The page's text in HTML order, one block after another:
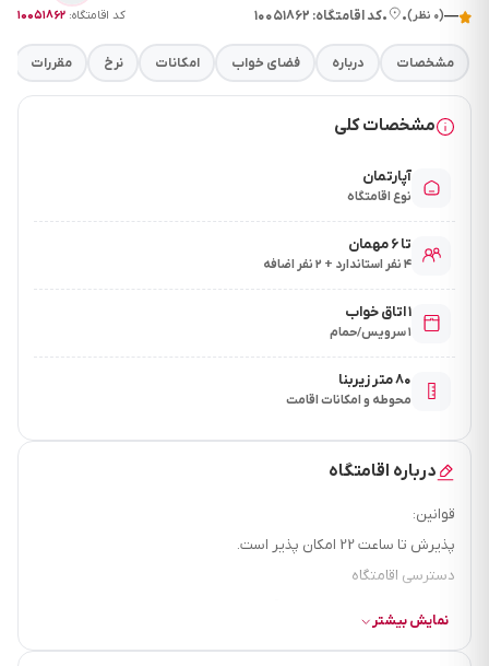
—(۰ نظر) •
•کد اقامتگاه: ۱۰۰۵۱۸۶۲ کد اقامتگاه: ۱۰۰۵۱۸۶۲
مشخصات درباره فضای خواب امکانات نرخ مقررات
مشخصات کلی
آپارتمان
نوع اقامتگاه
تا ۶ مهمان
۴ نفر استاندارد + ۲ نفر اضافه
۱ اتاق خواب
۱ سرویس/حمام
۸۰ متر زیربنا
محوطه و امکانات اقامت
درباره اقامتگاه
قوانین:
پذیرش تا ساعت 22 امکان پذیر است.
دسترسی اقامتگاه
نمایش بیشتر